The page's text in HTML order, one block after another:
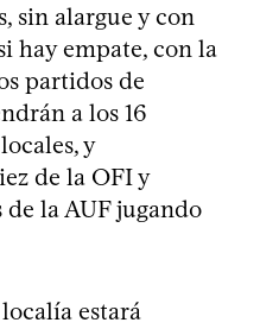
sin alargue y con
hay empate, con la
partidos de
a los 16
y
de la OFI y
la AUF jugando
estará